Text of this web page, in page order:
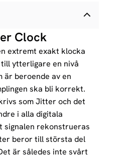
Clock
extremt exakt klocka
ytterligare en nivå
är beroende av en
ska bli korrekt.
som Jitter och det
i alla digitala
rekonstrueras
beror till största del
är således inte svårt